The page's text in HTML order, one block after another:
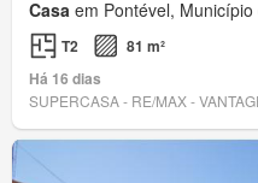
Casa em Pontével,
T2
81 m²
Há 16 dias
SUPERCASA - RE/MAX -